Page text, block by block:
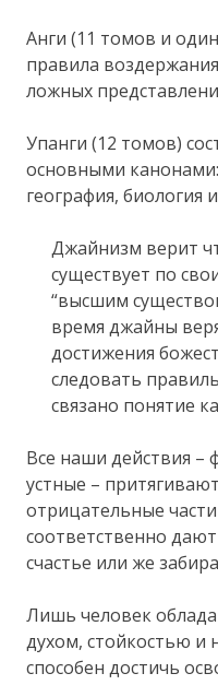
Анги (11 томов и
правила
ложных
Упанги (12 томов)
основными канонами:
география, биология
Джайнизм верит
существует по
“высшим
время джайны
достижения
следовать
связано понятие
Все наши действия –
устные –
отрицательные
соответственно
счастье или же
Лишь человек
духом, стойкостью и
способен достичь